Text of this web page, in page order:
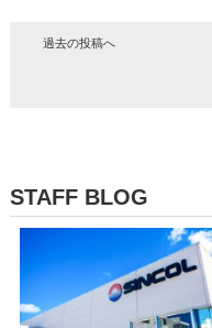
過去の投稿へ
STAFF BLOG